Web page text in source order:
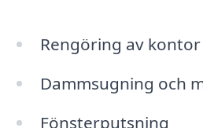
Rengöring av
Dammsugning och
Fönsterputsning